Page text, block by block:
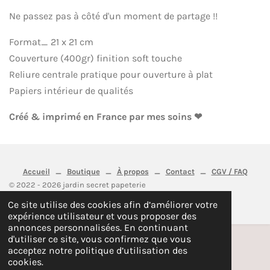
Ce site utilise des cookies afin d’améliorer votre
expérience utilisateur et vous proposer des
annonces personnalisées. En continuant
d'utiliser ce site, vous confirmez que vous
acceptez notre politique d’utilisation des
cookies.
Ne passez pas à côté d'un moment de partage !!
Format_ 21 x 21 cm
Couverture (400gr) finition soft touche
Reliure centrale pratique pour ouverture à plat
Papiers intérieur de qualités
Créé & imprimé en France par mes soins ❤
Accueil _ Boutique_ À propos _ Contact_ CGV / FAQ
© 2022 - 2026 jardin secret papeterie